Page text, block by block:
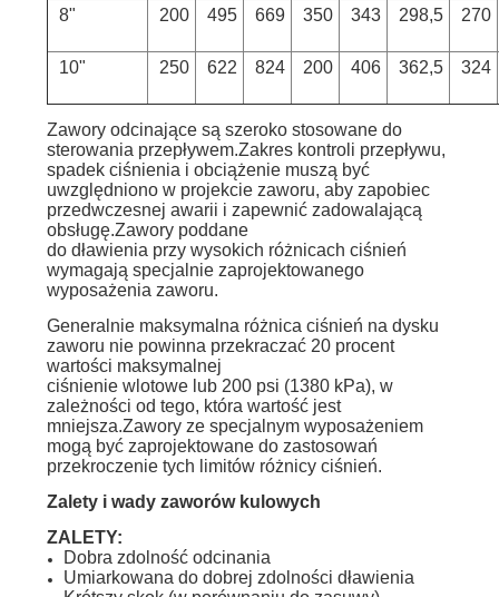
8" 200 495 669 350 343 298,5 270
10" 250 622 824 200 406 362,5 324
Zawory odcinające są szeroko stosowane do
sterowania przepływem.Zakres kontroli przepływu,
spadek ciśnienia i obciążenie muszą być
uwzględniono w projekcie zaworu, aby zapobiec
przedwczesnej awarii i zapewnić zadowalającą
obsługę.Zawory poddane
do dławienia przy wysokich różnicach ciśnień
wymagają specjalnie zaprojektowanego
wyposażenia zaworu.
Generalnie maksymalna różnica ciśnień na dysku
zaworu nie powinna przekraczać 20 procent
wartości maksymalnej
ciśnienie wlotowe lub 200 psi (1380 kPa), w
zależności od tego, która wartość jest
mniejsza.Zawory ze specjalnym wyposażeniem
mogą być zaprojektowane do zastosowań
przekroczenie tych limitów różnicy ciśnień.
Zalety i wady zaworów kulowych
ZALETY:
Dobra zdolność odcinania
Umiarkowana do dobrej zdolności dławienia